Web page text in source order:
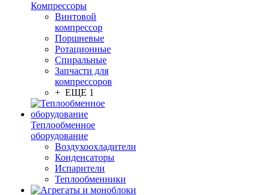
Компрессоры
Винтовой
компрессор
Поршневые
Ротационные
Спиральные
Запчасти для
компрессоров
+ ЕЩЕ 1
Теплообменное
оборудование
Воздухоохладители
Конденсаторы
Испарители
Теплообменники